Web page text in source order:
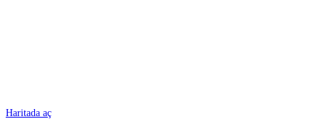
Haritada aç